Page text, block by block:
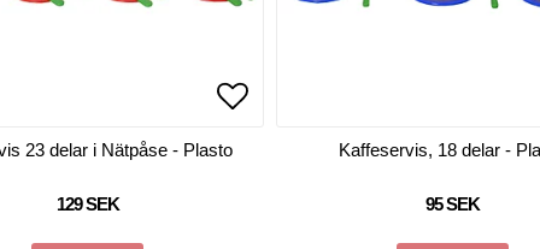
Lägg till i favoritlistan
23 delar i Nätpåse - Plasto
129 SEK
Kaffeservis, 18 delar -
95 SEK